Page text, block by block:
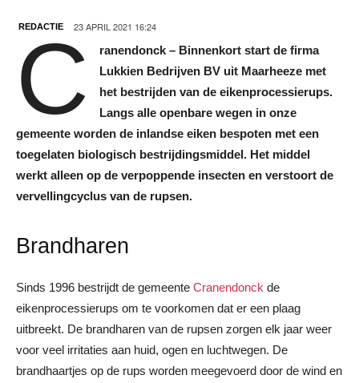
REDACTIE 23 APRIL 2021 16:24
C
ranendonck – Binnenkort start de firma
Lukkien Bedrijven BV uit Maarheeze met
het bestrijden van de eikenprocessierups.
Langs alle openbare wegen in onze
gemeente worden de inlandse eiken bespoten met een
toegelaten biologisch bestrijdingsmiddel. Het middel
werkt alleen op de verpoppende insecten en verstoort de
vervellingcyclus van de rupsen.
Brandharen
Sinds 1996 bestrijdt de gemeente Cranendonck de
eikenprocessierups om te voorkomen dat er een plaag
uitbreekt. De brandharen van de rupsen zorgen elk jaar weer
voor veel irritaties aan huid, ogen en luchtwegen. De
brandhaartjes op de rups worden meegevoerd door de wind en